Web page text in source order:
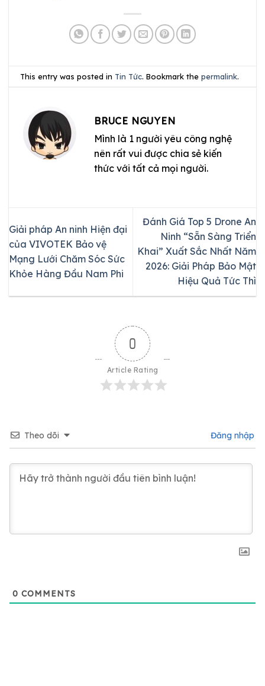
This entry was posted in Tin Tức. Bookmark thepermalink.
BRUCE NGUYEN
Mình là 1 người yêu công nghệ
nên rất vui được chia sẻ kiến
thức với tất cả mọi người.
Giải pháp An ninh Hiện đại
của VIVOTEK Bảo vệ
Mạng Lưới Chăm Sóc Sức
Khỏe Hàng Đầu Nam Phi
Đánh Giá Top 5 Drone An
Ninh “Sẵn Sàng Triển
Khai” Xuất Sắc Nhất Năm
2026: Giải Pháp Bảo Mật
Hiệu Quả Tức Thì
0
Article Rating
Theo dõi Đăng nhập
0 COMMENTS